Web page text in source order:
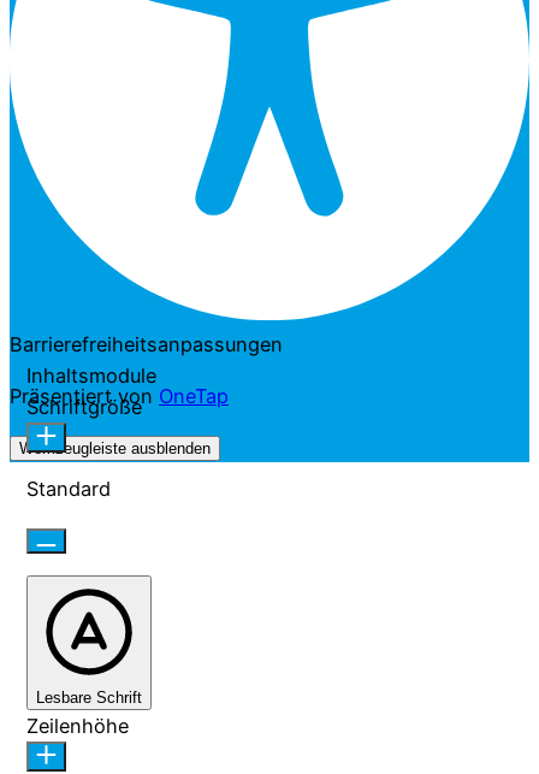
Barrierefreiheitsanpassungen
Präsentiert von OneTap
Werkzeugleiste ausblenden
Inhaltsmodule
Schriftgröße
Standard
Lesbare Schrift
Zeilenhöhe